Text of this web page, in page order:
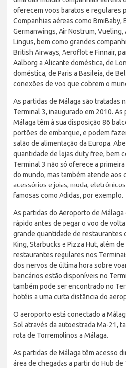
oferecem voos baratos e regulares
Companhias aéreas como BmiBaby,
Germanwings, Air Nostrum, Vueling,
Lingus, bem como grandes
British Airways, Aeroflot e Finnair,
Aalborg a Alicante doméstica, de
doméstica, de Paris a Basileia, de
conexões de voo que cobrem o
As partidas de Málaga são tratadas
Terminal 3, inaugurado em 2010.
Málaga têm à sua disposição 86
portões de embarque, e podem
salão de alimentação da Europa.
quantidade de lojas duty free, bem
Terminal 3 não só oferece a
do mundo, mas também atende aos
acessórios e joias, moda,
famosas como Adidas, por exemplo.
As partidas do Aeroporto de Málaga
rápido antes de pegar o voo de
grande quantidade de restaurantes
King, Starbucks e Pizza Hut, além de
restaurantes regulares nos
dos nervos de última hora sobre
bancários estão disponíveis no
também pode ser encontrado no
hotéis a uma curta distância do
O aeroporto está conectado a
Sol através da autoestrada Ma-21,
rota de Torremolinos a Málaga.
As partidas de Málaga têm acesso
área de chegadas a partir do Hub